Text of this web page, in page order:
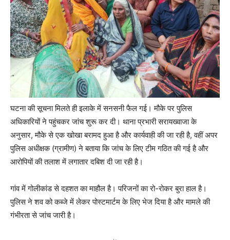
घटना की सूचना मिलते ही इलाके में सनसनी फैल गई। मौके पर पुलिस
अधिकारियों ने पहुंचकर जांच शुरू कर दी। थाना प्रभारी सरायख्वाजा के
अनुसार, मौके से एक खोखा बरामद हुआ है और कार्यवाही की जा रही है, वहीं अपर
पुलिस अधीक्षक (ग्रामीण) ने बताया कि जांच के लिए टीम गठित की गई है और
आरोपियों की तलाश में लगातार दबिश दी जा रही है।
गांव में गोलीकांड से दहशत का माहौल है। परिजनों का रो-रोकर बुरा हाल है।
पुलिस ने शव को कब्जे में लेकर पोस्टमार्टम के लिए भेज दिया है और मामले की
गंभीरता से जांच जारी है।